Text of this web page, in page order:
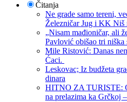
Čitanja
Ne grade samo tereni,
Železničar Jug i KK Niš
„Nisam mađioničar, ali
Pavlović obišao tri niška
Mile Ristović: Danas
Ćaci.
Leskovac; Iz budžeta
dinara
HITNO ZA TURISTE:
na prelazima ka Grčkoj